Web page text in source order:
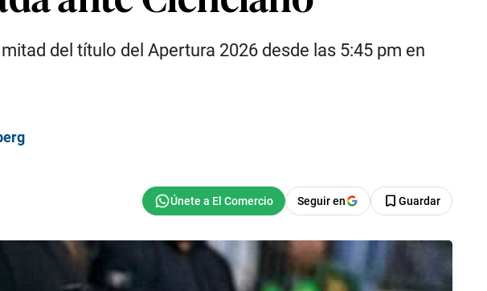
del título del Apertura 2026 desde las 5:45 pm en
Seguir en Guardar